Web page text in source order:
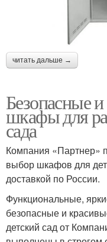
читать дальше →
Безопасные
шкафы для
сада
Компания «Партнер»
выбор шкафов для
доставкой по России.
Функциональные,
безопасные и
детский сад от